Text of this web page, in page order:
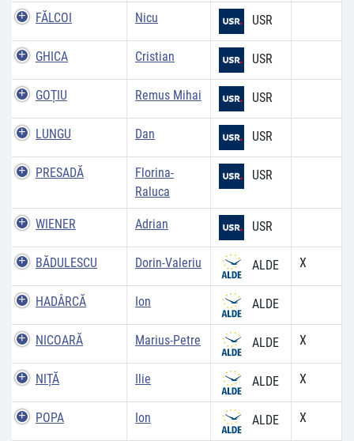
FĂLCOI Nicu USR
GHICA Cristian USR
GOȚIU Remus Mihai USR
LUNGU Dan USR
PRESADĂ
Florina-
Raluca
USR
WIENER Adrian USR
BĂDULESCU Dorin-Valeriu ALDE X
HADÂRCĂ Ion ALDE
NICOARĂ Marius-Petre ALDE X
NIȚĂ Ilie ALDE X
POPA Ion ALDE X